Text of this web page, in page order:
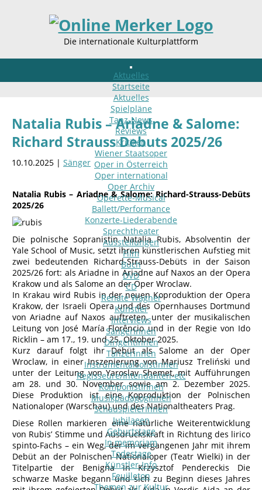
Die internationale Kulturplattform
Aktuelles
Startseite
Aktuelles
Spielpläne
Tanz-News
Reviews
Kritiken
Wiener Staatsoper
Oper in Österreich
Oper international
Oper Archiv
Operette-Musical
Ballett/Performance
Konzerte-Liederabende
Sprechtheater
Ausstellungen
Film
Buch
DVD
CD
Renate Wagner
Künstler
Interviews
SängerInnen
DirigentInnen
TänzerInnen
InstrumentalsolistInnen
Regisseure/Intendanten-etc
KomponistInnen
MusikpädagogInnen
SchauspielerInnen
Jubilaeen
Geburtstage
In memoriam
Todestage
Künstler-Info
Feuilleton
Themen zur Kultur
Natalia Rubis – Ariadne & Salome:
Richard Strauss Debuts 2025/26
10.10.2025 | Sänger
Natalia Rubis – Ariadne & Salome: Richard-Strauss-Debüts
2025/26
Die polnische Sopranistin Natalia Rubis, Absolventin der
Yale School of Music, setzt ihren künstlerischen Aufstieg mit
zwei bedeutenden Richard-Strauss-Debüts in der Saison
2025/26 fort: als Ariadne in Ariadne auf Naxos an der Opera
Krakow und als Salome an der Oper Wroclaw.
In Krakau wird Rubis in der neuen Koproduktion der Opera
Krakow, der Israeli Opera und des Opernhauses Dortmund
von Ariadne auf Naxos auftreten, unter der musikalischen
Leitung von José María Florêncio und in der Regie von Ido
Ricklin – am 17., 19. und 25. Oktober 2025.
Kurz darauf folgt ihr Debüt als Salome an der Oper
Wroclaw, in einer Inszenierung von Mariusz Treliński und
unter der Leitung von Yaroslav Shemet, mit Aufführungen
am 28. und 30. November sowie am 2. Dezember 2025.
Diese Produktion ist eine Koproduktion der Polnischen
Nationaloper (Warschau) und des Nationaltheaters Prag.
Diese Rollen markieren eine natürliche Weiterentwicklung
von Rubis’ Stimme und Ausdruckskraft in Richtung des lirico
spinto-Fachs – ein Weg, der im vergangenen Jahr mit ihrem
Debüt an der Polnischen Nationaloper (Teatr Wielki) in der
Titelpartie der Benigna in Krzysztof Pendereckis Die
schwarze Maske begann und sich zu Beginn dieses Jahres